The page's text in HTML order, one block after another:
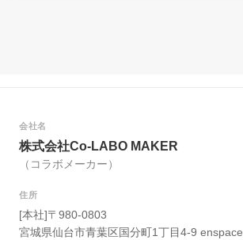
会社名
株式会社Co-LABO MAKER
（コラボメーカー）
住所
[本社]〒980-0803
宮城県仙台市青葉区国分町1丁目4-9 enspace